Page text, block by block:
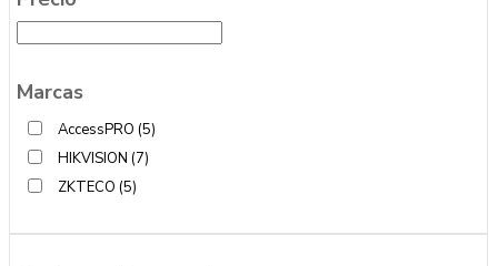
Marcas
AccessPRO (5)
HIKVISION (7)
ZKTECO (5)